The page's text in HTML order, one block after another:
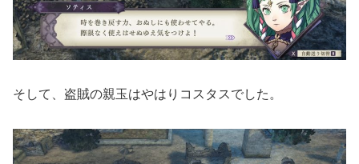
そして、盗賊の親玉はやはりコスタスでした。